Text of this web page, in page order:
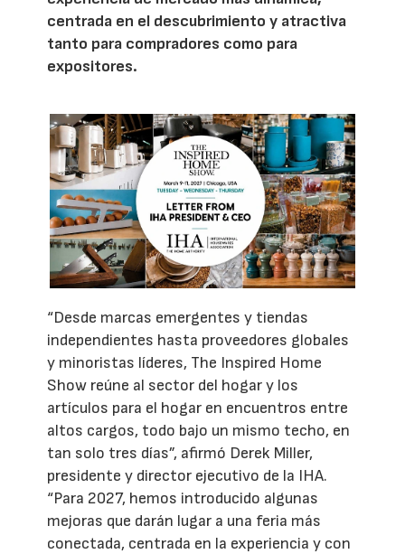
centrada en el descubrimiento y atractiva
tanto para compradores como para
expositores.
“Desde marcas emergentes y tiendas
independientes hasta proveedores globales
y minoristas líderes, The Inspired Home
Show reúne al sector del hogar y los
artículos para el hogar en encuentros entre
altos cargos, todo bajo un mismo techo, en
tan solo tres días”, afirmó Derek Miller,
presidente y director ejecutivo de la IHA.
“Para 2027, hemos introducido algunas
mejoras que darán lugar a una feria más
conectada, centrada en la experiencia y con